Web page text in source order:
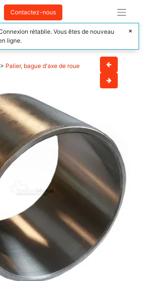
Contactez-nous
Palier, bague d'axe de roue
rétablie. Vous êtes de nouveau
ligne.